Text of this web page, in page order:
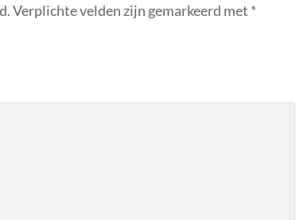
Verplichte velden zijn gemarkeerd met *